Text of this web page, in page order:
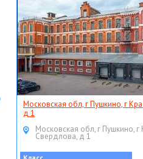
Московская обл, г Пушкино, г
д 1
Московская обл, г Пушкино, г
Свердлова, д 1